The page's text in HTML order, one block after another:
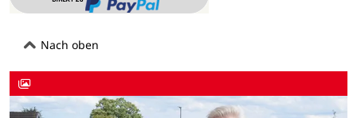
Nach oben